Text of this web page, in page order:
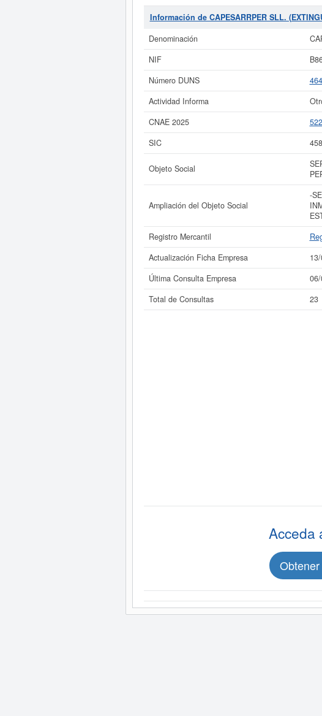
empresaCAPESARRPER SLL. (EXTINGUIDA)
se compone de un total de 1. La ficha
pueden aspirar a algunas subvenciones.
publicados en el
Si está interesado en conocer más datos de la
de CAPESARRPER SLL. (EXTINGUIDA)
La última
Información de CAPESARRPER SLL.
Denominación
NIF
Número DUNS
Actividad Informa
CNAE 2025
SIC
Objeto Social
Ampliación del Objeto Social
-
Registro Mercantil
Actualización Ficha Empresa
Última Consulta Empresa
Total de Consultas
23
Acceda